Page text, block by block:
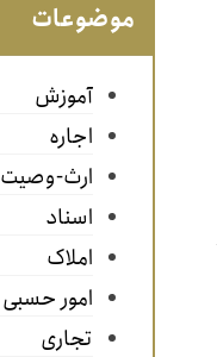
موضوعات
آموزش
اجاره
ارث-وصیت
اسناد
املاک
امور حسبی
تجاری